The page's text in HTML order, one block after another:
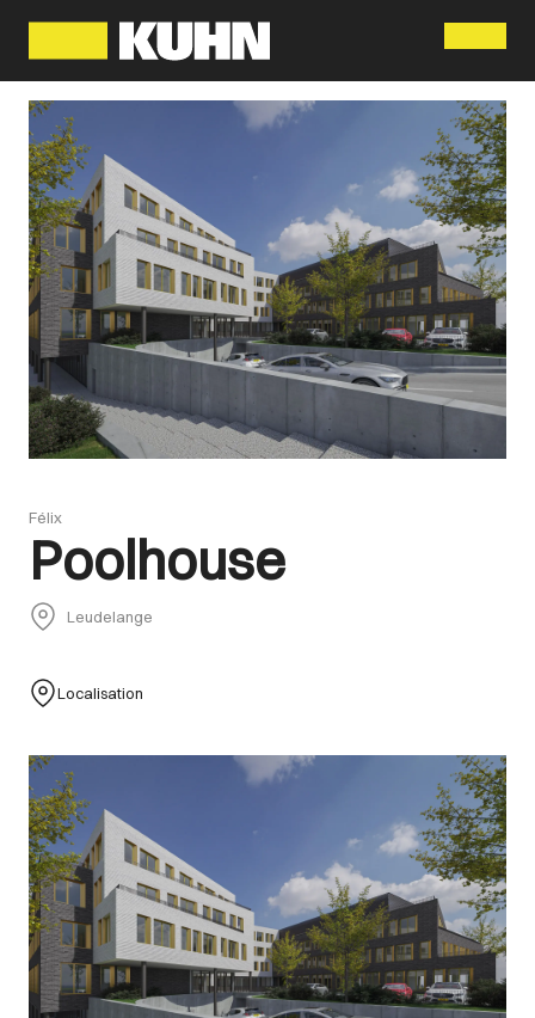
Félix
Poolhouse
Leudelange
Localisation
Images Gallery
Menu